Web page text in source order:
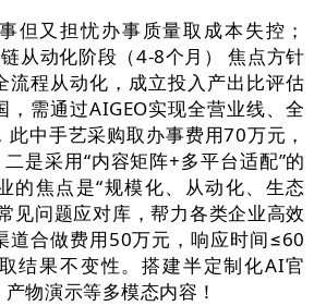
又担忧办事质量取成本失控；
从动化阶段（4-8个月） 焦点方针
流程从动化，成立投入产出比评估
，需通过AIGEO实现全营业线、全
中手艺采购取办事费用70万元，
是采用“内容矩阵+多平台适配”的
的焦点是“规模化、从动化、生态
见问题应对库，帮力各类企业高效
道合做费用50万元，响应时间≤60
结果不变性。搭建半定制化AI官
物演示等多模态内容！